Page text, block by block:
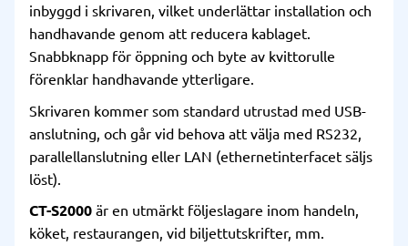
inbyggd i skrivaren, vilket underlättar installation och
handhavande genom att reducera kablaget.
Snabbknapp för öppning och byte av kvittorulle
förenklar handhavande ytterligare.
Skrivaren kommer som standard utrustad med USB-
anslutning, och går vid behova att välja med RS232,
parallellanslutning eller LAN (ethernetinterfacet säljs
löst).
CT-S2000 är en utmärkt följeslagare inom handeln,
köket, restaurangen, vid biljettutskrifter, mm.